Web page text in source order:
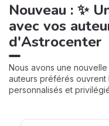
Nouveau : ✨
avec vos
d'Astrocenter
Nous avons une
auteurs préférés
personnalisés et